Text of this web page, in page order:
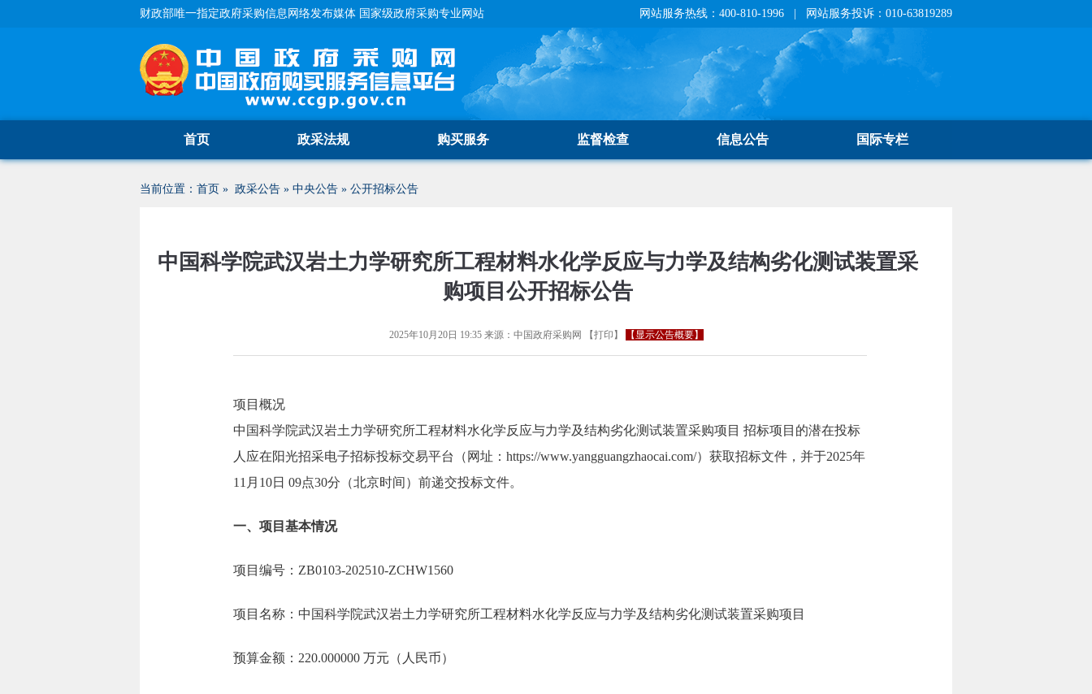
财政部唯一指定政府采购信息网络发布媒体 国家级政府采购专业网站 网站服务热线：400-810-1996 | 网站服务投诉：010-63819289
首页 政采法规 购买服务 监督检查 信息公告 国际专栏
当前位置： 首页 » 政采公告 » 中央公告 » 公开招标公告
中国科学院武汉岩土力学研究所工程材料水化学反应与力学及结构劣化测试装置采
购项目公开招标公告
2025年10月20日 19:35来源： 中国政府采购网 【打印 】 【显示公告概要】
项目概况
中国科学院武汉岩土力学研究所工程材料水化学反应与力学及结构劣化测试装置采购项目 招标项目的潜在投标
人应在阳光招采电子招标投标交易平台（网址：https://www.yangguangzhaocai.com/）获取招标文件，并于2025年
11月10日 09点30分（北京时间）前递交投标文件。
一、项目基本情况
项目编号：ZB0103-202510-ZCHW1560
项目名称：中国科学院武汉岩土力学研究所工程材料水化学反应与力学及结构劣化测试装置采购项目
预算金额：220.000000 万元（人民币）